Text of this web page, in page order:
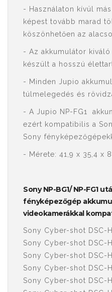
- Használaton kívül
képest tovább marad
köszönhetően az
- Az akkumulátor
készült a hosszú
- Minden Jupio
túlmelegedés és
- A Jupio NP-FG1
ezért kompatibilis a
Sony
- Mérete: 41,9 x 35,4 x
Sony NP-BG1/ NP-FG1
fényképezőgép
videokamerákkal
Sony Cyber-shot DSC-
Sony Cyber-shot DSC-
Sony Cyber-shot DSC-
Sony Cyber-shot DSC-
Sony Cyber-shot DSC-